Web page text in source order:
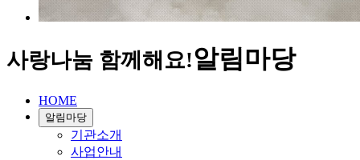
사랑나눔 함께해요!알림마당
HOME
알림마당
기관소개
사업안내